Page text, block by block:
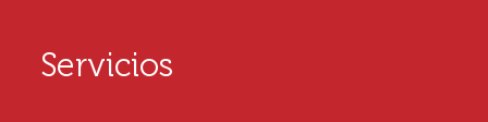
Servicios